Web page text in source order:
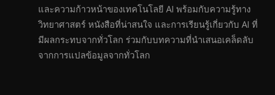
และความก้าวหน้าของเทคโนโลยี AI พร้อมกับความรู้ทาง
วิทยาศาสตร์ หนังสือที่น่าสนใจ และการเรียนรู้เกี่ยวกับ AI ที่
มีผลกระทบจากทั่วโลก ร่วมกับบทความที่นำเสนอเคล็ดลับ
จากการแปลข้อมูลจากทั่วโลก